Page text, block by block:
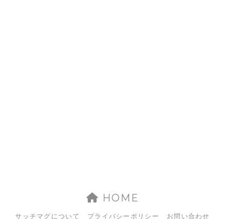
HOME
サッチマグについて プライバシーポリシー お問い合わせ